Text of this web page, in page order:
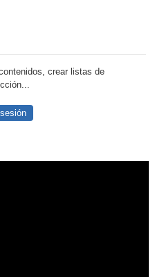
crear listas de